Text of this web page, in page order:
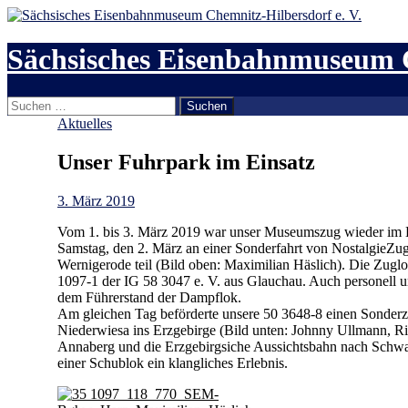
Zum
springen
Sächsisches
Suchen
Suchen
nach:
Aktuelles
Unser Fuhrpark im Einsatz
3. März 2019
Vom 1. bis 3. März 2019 war unser Museumszug wieder
Samstag, den 2. März an einer Sonderfahrt von
Wernigerode teil (Bild oben: Maximilian Häslich). Die
1097-1 der IG 58 3047 e. V. aus Glauchau. Auch personell
dem Führerstand der Dampflok.
Am gleichen Tag beförderte unsere 50 3648-8 einen
Niederwiesa ins Erzgebirge (Bild unten: Johnny Ullmann,
Annaberg und die Erzgebirgsiche Aussichtsbahn nach
einer Schublok ein klangliches Erlebnis.